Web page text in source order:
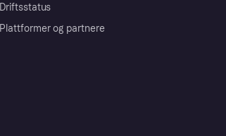
Driftsstatus
Plattformer og partnere